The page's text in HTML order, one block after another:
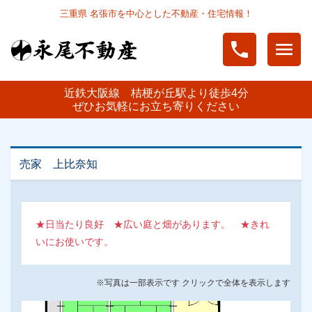
三重県 名張市を中心とした不動産・住宅情報！
phone menu
近鉄大阪線 桔梗が丘駅より徒歩4分
ぜひお気軽にお立ち寄りください
売家 上比奈知
★日当たり良好 ★広い庭と畑があります。 ★きれ
いにお使いです。
※写真は一部表示です クリックで全体を表示します